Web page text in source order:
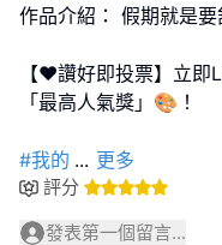
作品介紹： 假期就是
【❤️讚好即投票】立
「最高人氣獎」🎨！
#我的 ... 更多
評分
發表第一個留言...